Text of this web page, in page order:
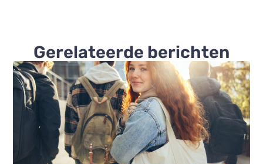
Gerelateerde berichten